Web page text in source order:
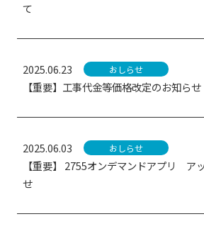
て
2025.06.23 おしらせ
【重要】工事代金等価格改定のお知らせ
2025.06.03 おしらせ
【重要】 2755オンデマンドアプリ ア
せ